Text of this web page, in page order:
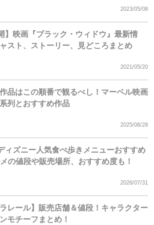
2023/05/08
】映画『ブラック・ウィドウ』最新情
スト、ストーリー、見どころまとめ
2021/05/20
品はこの順番で観るべし！マーベル映画
列とおすすめ作品
2025/06/28
ィズニー人気食べ歩きメニューおすすめ
の値段や販売場所、おすすめ度も！
2026/07/31
ラレール】販売店舗＆値段！キャラクター
モチーフまとめ！